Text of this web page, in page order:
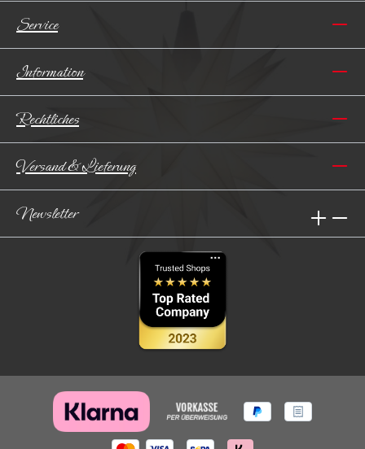
Service
Information
Rechtliches
Versand & Lieferung
Newsletter